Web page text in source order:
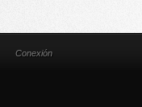
Conexión